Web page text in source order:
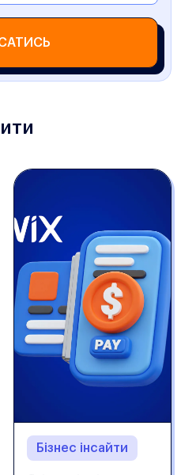
Бізнес інсайти